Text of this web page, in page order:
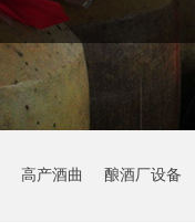
高产酒曲 酿酒厂设备